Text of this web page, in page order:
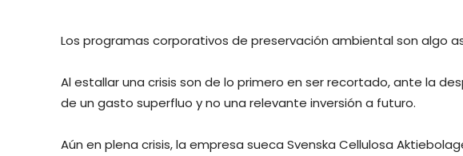
Los programas corporativos de preservación ambiental son algo
Al estallar una crisis son de lo primero en ser recortado, ante la
de un gasto superfluo y no una relevante inversión a futuro.
Aún en plena crisis, la empresa sueca Svenska Cellulosa